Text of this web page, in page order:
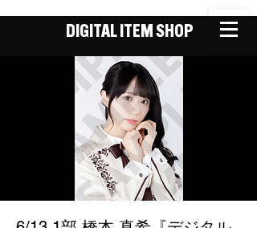
DIGITAL ITEM SHOP